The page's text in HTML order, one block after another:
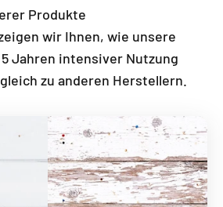
Produkte
wir Ihnen, wie unsere
Jahren intensiver Nutzung
zu anderen Herstellern.